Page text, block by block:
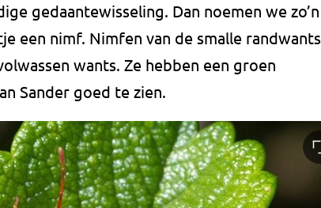
gedaantewisseling. Dan noemen we zo’n
een nimf. Nimfen van de smalle randwants
wants. Ze hebben een groen
Sander goed te zien.